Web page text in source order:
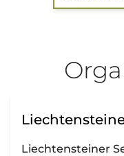
Liechtensteiner